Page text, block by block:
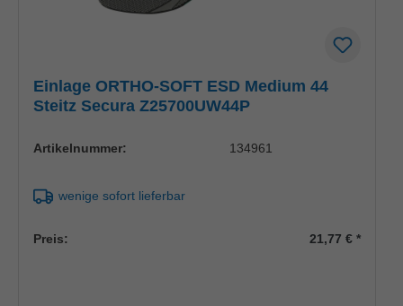
Einlage ORTHO-SOFT ESD Medium 44
Steitz Secura Z25700UW44P
Artikelnummer: 134961
wenige sofort lieferbar
Preis: 21,77 €*